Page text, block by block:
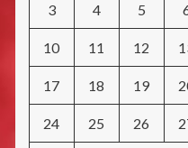
3 4 5
10 11 12
17 18 19
24 25 26